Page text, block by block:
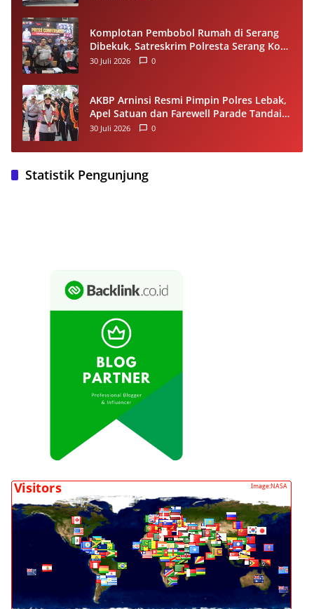
Komplotan Pembobol Rumah di Serang
Dibekuk, Satreskrim Polresta Serang Kota
Tangkap 4 Pelaku dan Kejar Satu DPO
30 Juli 2026 0
AKBP Arninsi Resmi Pimpin Polres Lebak,
Apel Satuan dan Farewell Parade Tandai
Estafet Kepemimpinan
30 Juli 2026 0
Statistik Pengunjung